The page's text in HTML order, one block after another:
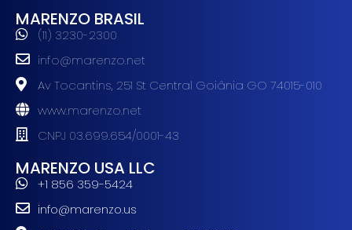
MARENZO BRASIL
(11) 3230-2300
info@marenzo.net
Av Tocantins, 251 St Central Goiânia GO 74015-010
www.marenzo.net
CNPJ 03.699.654/0001-43
MARENZO USA LLC
+1 856 359-5424
info@marenzo.us